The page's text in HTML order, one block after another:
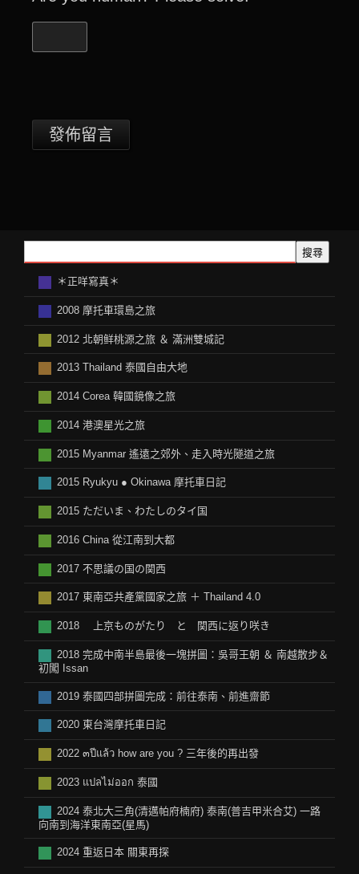
搜尋
＊正咩寫真＊
2008 摩托車環島之旅
2012 北朝鲜桃源之旅 ＆ 滿洲雙城記
2013 Thailand 泰國自由大地
2014 Corea 韓國鏡像之旅
2014 港澳星光之旅
2015 Myanmar 遙遠之郊外、走入時光隧道之旅
2015 Ryukyu ● Okinawa 摩托車日記
2015 ただいま、わたしのタイ国
2016 China 從江南到大都
2017 不思議の国の関西
2017 東南亞共產黨國家之旅 ＋ Thailand 4.0
2018 上京ものがたり と 関西に返り咲き
2018 完成中南半島最後一塊拼圖：吳哥王朝 ＆ 南越散步＆
初闖 Issan
2019 泰國四部拼圖完成：前往泰南、前進齋節
2020 東台灣摩托車日記
2022 ๓ปีแล้ว how are you ? 三年後的再出發
2023 แปลไม่ออก 泰國
2024 泰北大三角(清邁帕府楠府) 泰南(普吉甲米合艾) 一路
向南到海洋東南亞(星馬)
2024 重返日本 關東再探